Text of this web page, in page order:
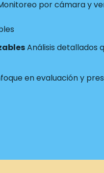
por cámara y
Análisis detallados
en evaluación y